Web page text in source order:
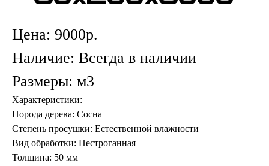
Цена: 9000р.
Наличие: Всегда в наличии
Размеры: м3
Характеристики:
Порода дерева: Сосна
Степень просушки: Естественной влажности
Вид обработки: Нестроганная
Толщина: 50 мм